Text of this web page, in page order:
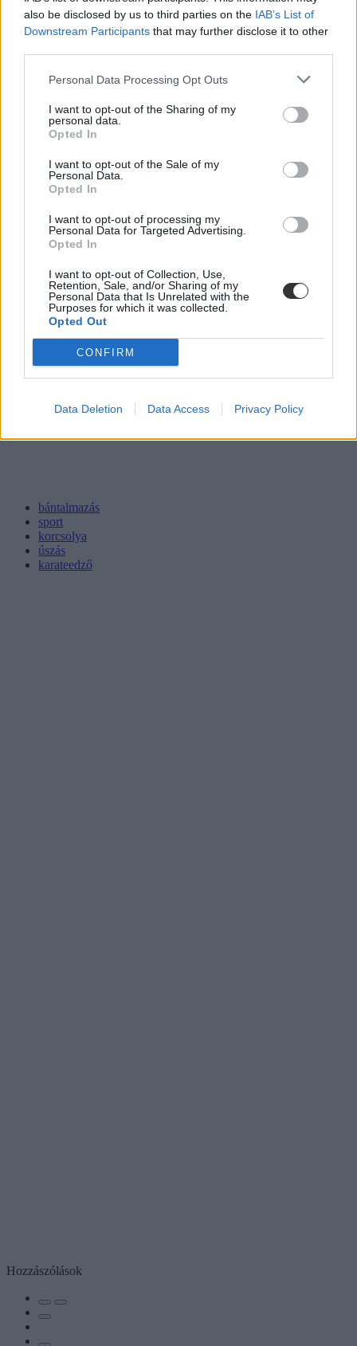
also be disclosed by us to third parties on the IAB’s List of
Downstream Participants that may further disclose it to other
Personal Data Processing Opt Outs
I want to opt-out of the Sharing of my
personal data.
Opted In
I want to opt-out of the Sale of my
Personal Data.
Opted In
I want to opt-out of processing my
Personal Data for Targeted Advertising.
Opted In
I want to opt-out of Collection, Use,
Retention, Sale, and/or Sharing of my
Personal Data that Is Unrelated with the
Purposes for which it was collected.
Opted Out
CONFIRM
Data Deletion Data Access Privacy Policy
bántalmazás
sport
korcsolya
úszás
karateedző
Hozzászólások